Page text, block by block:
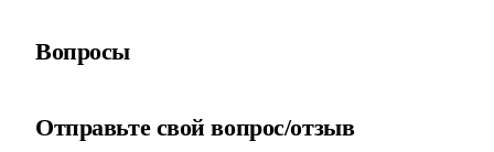
Вопросы
Отправьте свой вопрос/отзыв